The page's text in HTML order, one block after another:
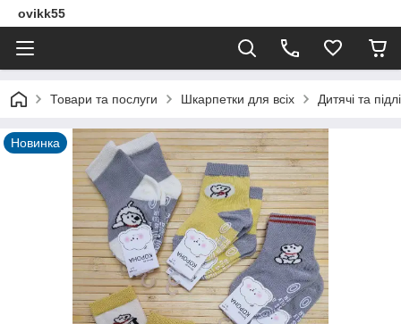
ovikk55
Товари та послуги Шкарпетки для всіх Дитячі та
Новинка